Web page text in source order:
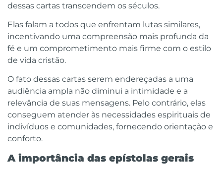
dessas cartas transcendem os séculos.
Elas falam a todos que enfrentam lutas similares,
incentivando uma compreensão mais profunda da
fé e um comprometimento mais firme com o estilo
de vida cristão.
O fato dessas cartas serem endereçadas a uma
audiência ampla não diminui a intimidade e a
relevância de suas mensagens. Pelo contrário, elas
conseguem atender às necessidades espirituais de
indivíduos e comunidades, fornecendo orientação e
conforto.
A importância das epístolas gerais